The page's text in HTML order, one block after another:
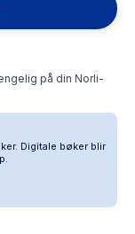
på din Norli-
Digitale bøker blir